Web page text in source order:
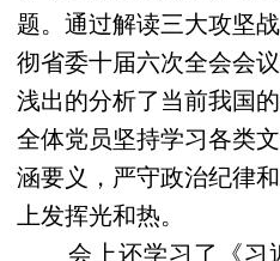
题。通过解读三大攻坚
彻省委十届六次全会会
浅出的分析了当前我国
全体党员坚持学习各类
涵要义，严守政治纪律
上发挥光和热。
会上还学习了《习